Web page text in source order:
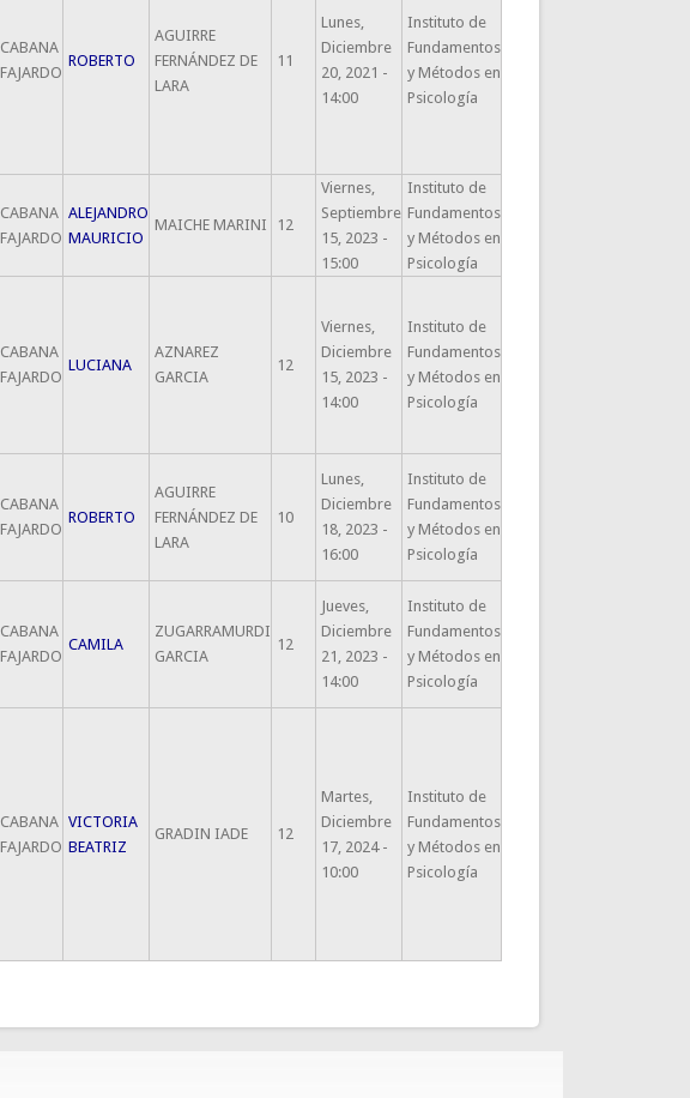
CABANA
FAJARDO
ROBERTO
AGUIRRE
FERNÁNDEZ DE
LARA
11
Lunes,
Diciembre
20, 2021 -
14:00
Instituto de
Fundamentos
y Métodos en
Psicología
CABANA
FAJARDO
ALEJANDRO
MAURICIO
MAICHE MARINI 12
Viernes,
Septiembre
15, 2023 -
15:00
Instituto de
Fundamentos
y Métodos en
Psicología
CABANA
FAJARDO
LUCIANA
AZNAREZ
GARCIA
12
Viernes,
Diciembre
15, 2023 -
14:00
Instituto de
Fundamentos
y Métodos en
Psicología
CABANA
FAJARDO
ROBERTO
AGUIRRE
FERNÁNDEZ DE
LARA
10
Lunes,
Diciembre
18, 2023 -
16:00
Instituto de
Fundamentos
y Métodos en
Psicología
CABANA
FAJARDO
CAMILA
ZUGARRAMURDI
GARCIA
12
Jueves,
Diciembre
21, 2023 -
14:00
Instituto de
Fundamentos
y Métodos en
Psicología
CABANA
FAJARDO
VICTORIA
BEATRIZ
GRADIN IADE 12
Martes,
Diciembre
17, 2024 -
10:00
Instituto de
Fundamentos
y Métodos en
Psicología